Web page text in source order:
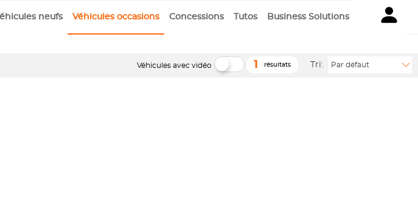
neufs Véhicules occasions Concessions Tutos Business Solutions
Tri: Par défaut
Véhicules avec vidéo 1 résultats